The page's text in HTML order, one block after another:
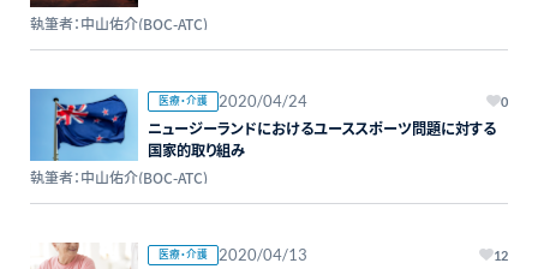
執筆者：中山佑介(BOC-ATC)
医療・介護 2020/04/24 0
ニュージーランドにおけるユーススポーツ問題に対する
国家的取り組み
執筆者：中山佑介(BOC-ATC)
医療・介護 2020/04/13 12